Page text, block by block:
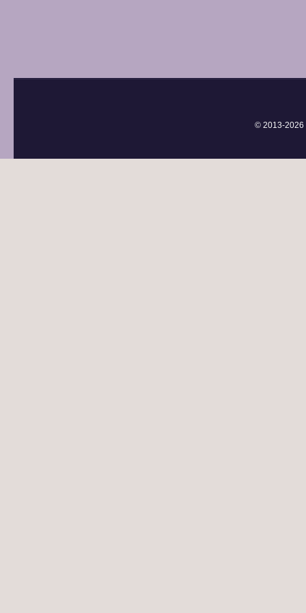
© 2013-2026